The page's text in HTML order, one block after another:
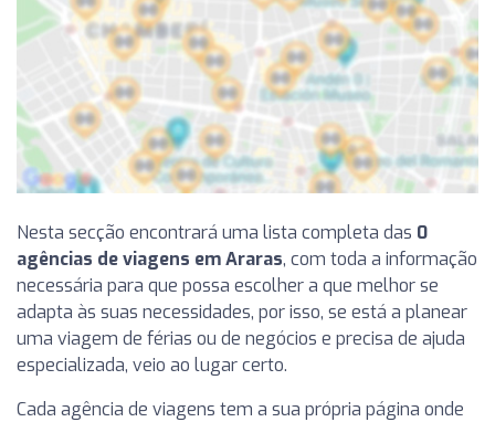
Nesta secção encontrará uma lista completa das 0
agências de viagens em Araras, com toda a informação
necessária para que possa escolher a que melhor se
adapta às suas necessidades, por isso, se está a planear
uma viagem de férias ou de negócios e precisa de ajuda
especializada, veio ao lugar certo.
Cada agência de viagens tem a sua própria página onde